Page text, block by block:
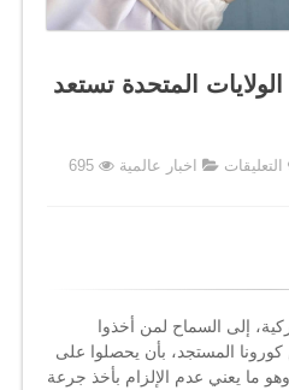
المتحدة تستعد
التعليقات على
للخطوة
“الكبيرة”
مغلقة
اخبار عالمية
695
إلى السماح لمن أخذوا
المستجد، بأن يحصلوا على
ما يعني عدم الإلزام بأخذ جرعة